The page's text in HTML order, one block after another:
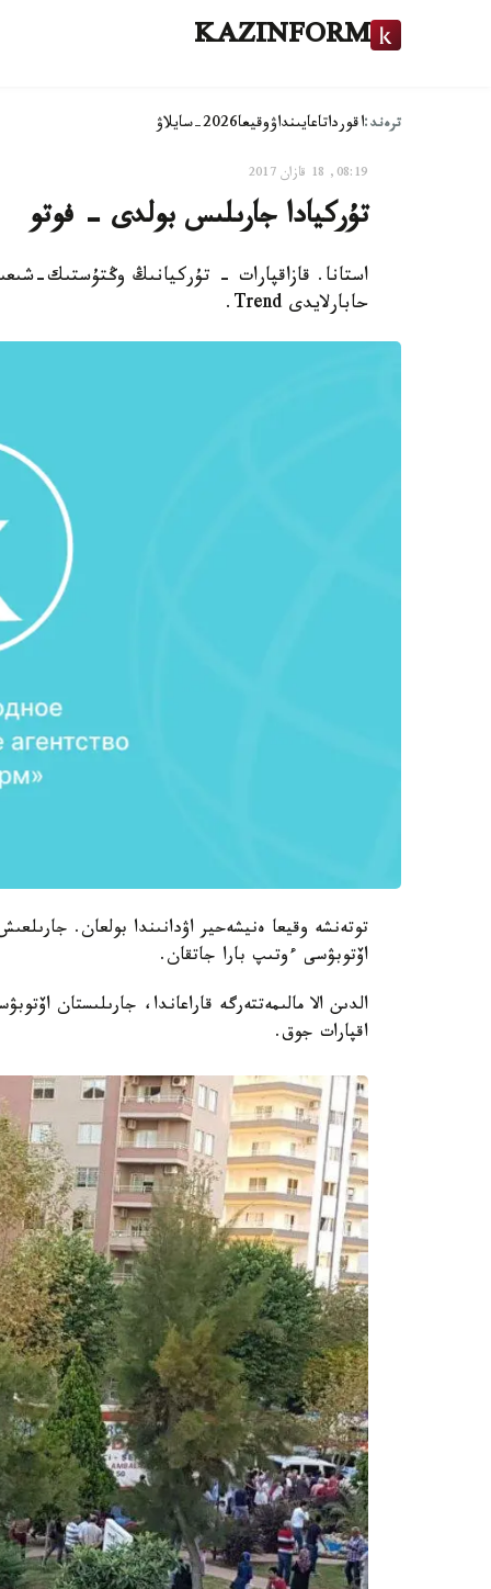
KAZINFORM
ترەند:اقورداتاعايىنداۋوقيعا2026-سايلاۋ
08:19, 18 قازان 2017
تۇركيادا جارىلىس بولدى - فوتو
استانا. قازاقپارات - تۇركيانىڭ وڭتۇستىك-
حابارلايدى Trend.
توتەنشە وقيعا ەنيشەحير اۋدانىندا بولعان.
اۆتوبۋسى ءوتىپ بارا جاتقان.
اقپارات جوق.